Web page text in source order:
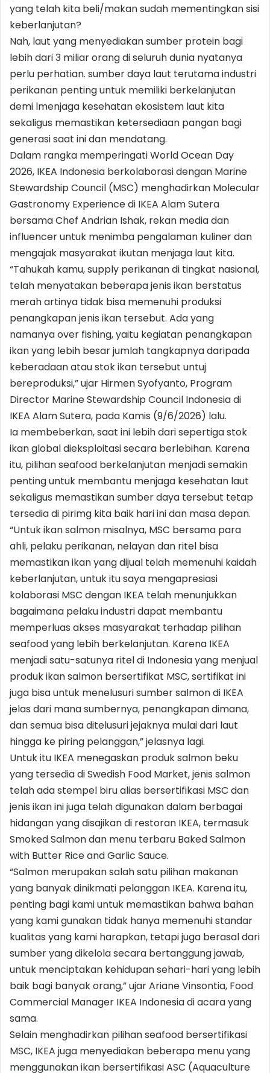
yang telah kita beli/makan sudah mementingkan sisi
keberlanjutan?
Nah, laut yang menyediakan sumber protein bagi
lebih dari 3 miliar orang di seluruh dunia nyatanya
perlu perhatian. sumber daya laut terutama industri
perikanan penting untuk memiliki berkelanjutan
demi lmenjaga kesehatan ekosistem laut kita
sekaligus memastikan ketersediaan pangan bagi
generasi saat ini dan mendatang.
Dalam rangka memperingati World Ocean Day
2026, IKEA Indonesia berkolaborasi dengan Marine
Stewardship Council (MSC) menghadirkan Molecular
Gastronomy Experience di IKEA Alam Sutera
bersama Chef Andrian Ishak, rekan media dan
influencer untuk menimba pengalaman kuliner dan
mengajak masyarakat ikutan menjaga laut kita.
“Tahukah kamu, supply perikanan di tingkat nasional,
telah menyatakan beberapa jenis ikan berstatus
merah artinya tidak bisa memenuhi produksi
penangkapan jenis ikan tersebut. Ada yang
namanya over fishing, yaitu kegiatan penangkapan
ikan yang lebih besar jumlah tangkapnya daripada
keberadaan atau stok ikan tersebut untuj
bereproduksi,” ujar Hirmen Syofyanto, Program
Director Marine Stewardship Council Indonesia di
IKEA Alam Sutera, pada Kamis (9/6/2026) lalu.
Ia membeberkan, saat ini lebih dari sepertiga stok
ikan global dieksploitasi secara berlebihan. Karena
itu, pilihan seafood berkelanjutan menjadi semakin
penting untuk membantu menjaga kesehatan laut
sekaligus memastikan sumber daya tersebut tetap
tersedia di pirimg kita baik hari ini dan masa depan.
“Untuk ikan salmon misalnya, MSC bersama para
ahli, pelaku perikanan, nelayan dan ritel bisa
memastikan ikan yang dijual telah memenuhi kaidah
keberlanjutan, untuk itu saya mengapresiasi
kolaborasi MSC dengan IKEA telah menunjukkan
bagaimana pelaku industri dapat membantu
memperluas akses masyarakat terhadap pilihan
seafood yang lebih berkelanjutan. Karena IKEA
menjadi satu-satunya ritel di Indonesia yang menjual
produk ikan salmon bersertifikat MSC, sertifikat ini
juga bisa untuk menelusuri sumber salmon di IKEA
jelas dari mana sumbernya, penangkapan dimana,
dan semua bisa ditelusuri jejaknya mulai dari laut
hingga ke piring pelanggan,” jelasnya lagi.
Untuk itu IKEA menegaskan produk salmon beku
yang tersedia di Swedish Food Market, jenis salmon
telah ada stempel biru alias bersertifikasi MSC dan
jenis ikan ini juga telah digunakan dalam berbagai
hidangan yang disajikan di restoran IKEA, termasuk
Smoked Salmon dan menu terbaru Baked Salmon
with Butter Rice and Garlic Sauce.
“Salmon merupakan salah satu pilihan makanan
yang banyak dinikmati pelanggan IKEA. Karena itu,
penting bagi kami untuk memastikan bahwa bahan
yang kami gunakan tidak hanya memenuhi standar
kualitas yang kami harapkan, tetapi juga berasal dari
sumber yang dikelola secara bertanggung jawab,
untuk menciptakan kehidupan sehari-hari yang lebih
baik bagi banyak orang,” ujar Ariane Vinsontia, Food
Commercial Manager IKEA Indonesia di acara yang
sama.
Selain menghadirkan pilihan seafood bersertifikasi
MSC, IKEA juga menyediakan beberapa menu yang
menggunakan ikan bersertifikasi ASC (Aquaculture